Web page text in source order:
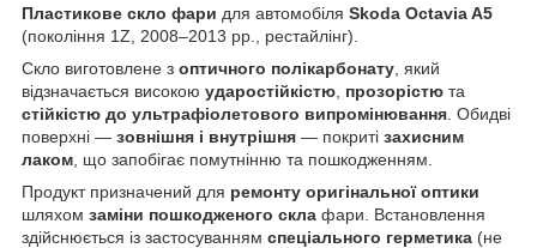
Пластикове скло фари для автомобіля Skoda Octavia A5
(покоління 1Z, 2008–2013 рр., рестайлінг).
Скло виготовлене з оптичного полікарбонату , який
відзначається високою ударостійкістю прозорістю та
стійкістю до ультрафіолетового випромінювання . Обидві
поверхні — зовнішня і внутрішня — покриті захисним
лаком , що запобігає помутнінню та пошкодженням.
Продукт призначений для ремонту оригінальної оптики
шляхом заміни пошкодженого скла фари. Встановлення
здійснюється із застосуванням спеціального герметика (не